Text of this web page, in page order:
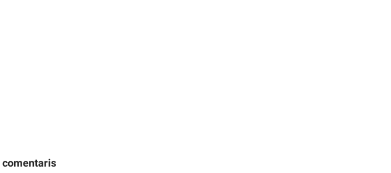
comentaris